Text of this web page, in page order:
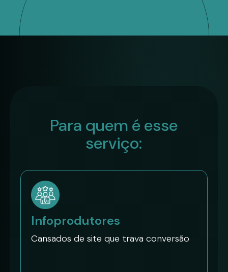
Para quem é esse
serviço:
Infoprodutores
Cansados de site que trava conversão